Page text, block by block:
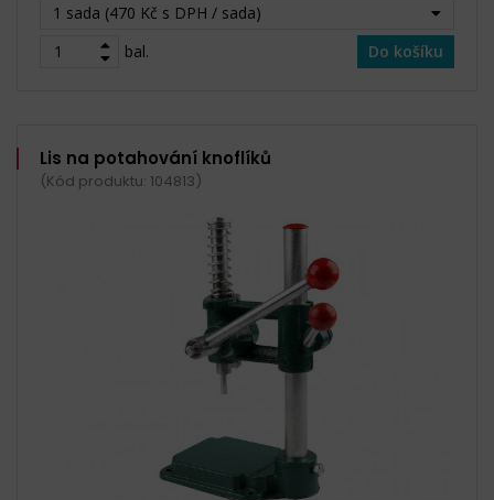
1 sada (470 Kč s DPH / sada)
bal.
Do košíku
Lis na potahování knoflíků
(Kód produktu: 104813)